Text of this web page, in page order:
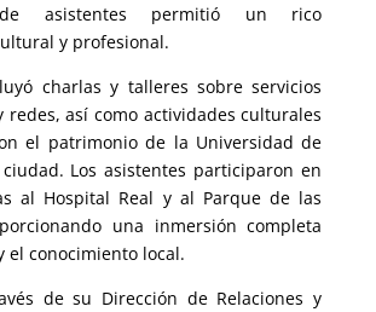
asistentes permitió un rico
y profesional.
charlas y talleres sobre servicios
redes, así como actividades culturales
el patrimonio de la Universidad de
Los asistentes participaron en
al Hospital Real y al Parque de las
una inmersión completa
el conocimiento local.
de su Dirección de Relaciones y